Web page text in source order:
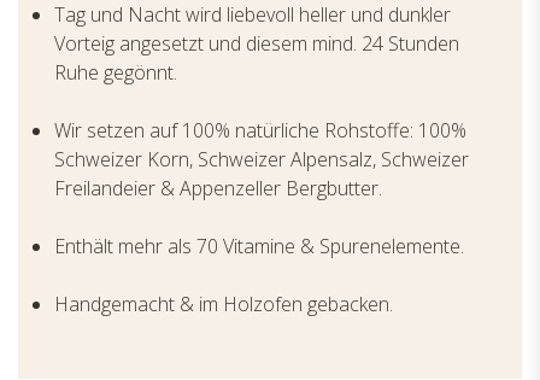
Tag und Nacht wird liebevoll heller und dunkler
Vorteig angesetzt und diesem mind. 24 Stunden
Ruhe gegönnt.
Wir setzen auf 100% natürliche Rohstoffe: 100%
Schweizer Korn, Schweizer Alpensalz, Schweizer
Freilandeier & Appenzeller Bergbutter.
Enthält mehr als 70 Vitamine & Spurenelemente.
Handgemacht & im Holzofen gebacken.